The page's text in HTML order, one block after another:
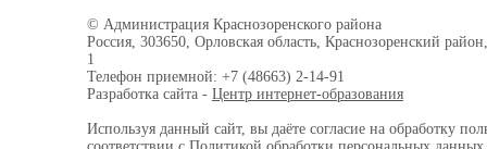
© Администрация Краснозоренского района
Россия, 303650, Орловская область, Краснозоренский
1
Телефон приемной: +7 (48663) 2-14-91
Разработка сайта - Центр интернет-образования
Используя данный сайт, вы даёте согласие на обработку